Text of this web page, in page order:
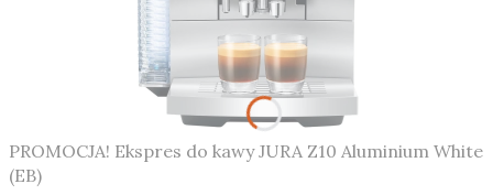
PROMOCJA! Ekspres do kawy JURA Z10 Aluminium White
(EB)